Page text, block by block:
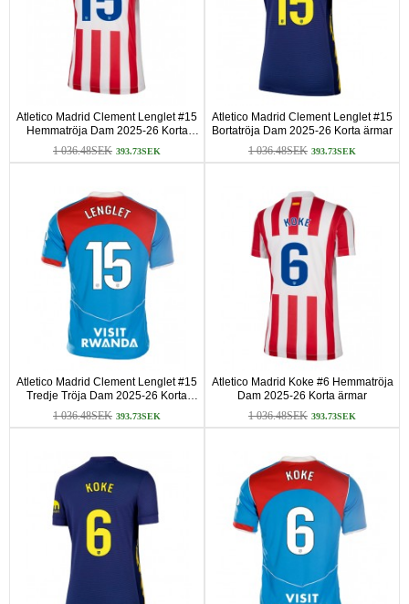
Atletico Madrid Clement Lenglet #15
Hemmatröja Dam 2025-26 Korta
ärmar
1 036.48SEK 393.73SEK
Atletico Madrid Clement Lenglet #15
Bortatröja Dam 2025-26 Korta ärmar
1 036.48SEK 393.73SEK
Atletico Madrid Clement Lenglet #15
Tredje Tröja Dam 2025-26 Korta
ärmar
1 036.48SEK 393.73SEK
Atletico Madrid Koke #6 Hemmatröja
Dam 2025-26 Korta ärmar
1 036.48SEK 393.73SEK